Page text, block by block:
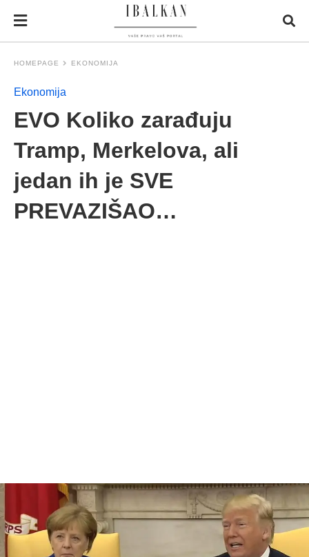
HOMEPAGE EKONOMIJA
Ekonomija
EVO Koliko zarađuju
Tramp, Merkelova, ali
jedan ih je SVE
PREVAZIŠAO…